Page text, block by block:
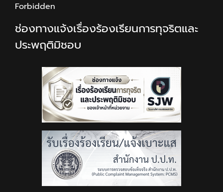
Forbidden
ช่องทางแจ้งเรื่องร้องเรียนการทุจริตและ
ประพฤติมิชอบ